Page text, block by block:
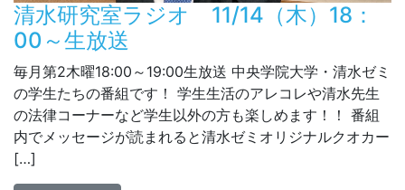
清水研究室ラジオ 11/14（木）18：
00～生放送
毎月第2木曜18:00～19:00生放送 中央学院大学・清水ゼミ
の学生たちの番組です！ 学生生活のアレコレや清水先生
の法律コーナーなど学生以外の方も楽しめます！！ 番組
内でメッセージが読まれると清水ゼミオリジナルクオカー
[…]